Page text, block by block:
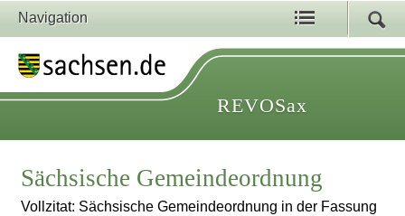
Navigation
REVOSax
Sächsische Gemeindeordnung
Vollzitat: Sächsische Gemeindeordnung in der Fassung